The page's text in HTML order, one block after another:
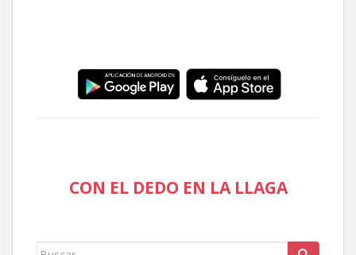
CON EL DEDO EN LA LLAGA
Buscar: